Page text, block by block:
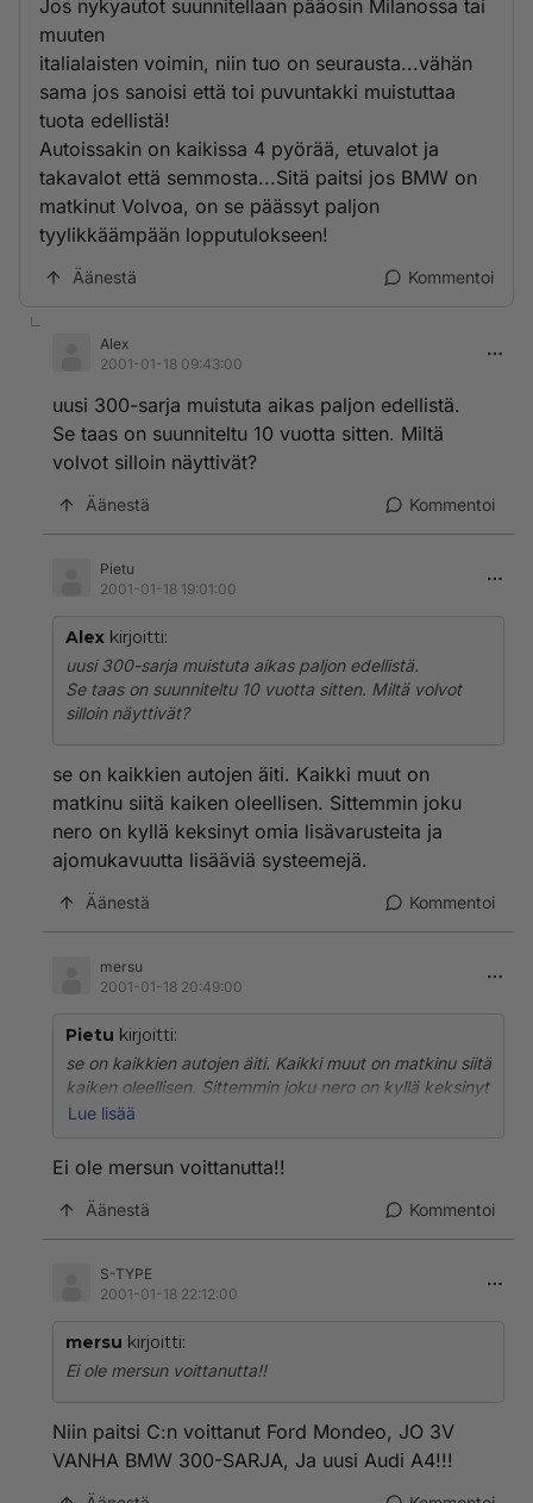
Jos nykyautot suunnitellaan pääosin Milanossa tai
muuten
italialaisten voimin, niin tuo on seurausta...vähän
sama jos sanoisi että toi puvuntakki muistuttaa
tuota edellistä!
Autoissakin on kaikissa 4 pyörää, etuvalot ja
takavalot että semmosta...Sitä paitsi jos BMW on
matkinut Volvoa, on se päässyt paljon
tyylikkäämpään lopputulokseen!
Äänestä Kommentoi
Alex
2001-01-18 09:43:00
uusi 300-sarja muistuta aikas paljon edellistä.
Se taas on suunniteltu 10 vuotta sitten. Miltä
volvot silloin näyttivät?
Äänestä Kommentoi
Pietu
2001-01-18 19:01:00
Alex kirjoitti:
uusi 300-sarja muistuta aikas paljon edellistä.
Se taas on suunniteltu 10 vuotta sitten. Miltä volvot
silloin näyttivät?
se on kaikkien autojen äiti. Kaikki muut on
matkinu siitä kaiken oleellisen. Sittemmin joku
nero on kyllä keksinyt omia lisävarusteita ja
ajomukavuutta lisääviä systeemejä.
Äänestä Kommentoi
mersu
2001-01-18 20:49:00
Pietu kirjoitti:
se on kaikkien autojen äiti. Kaikki muut on matkinu siitä
kaiken oleellisen. Sittemmin joku nero on kyllä keksinyt
omia lisävarusteita ja ajomukavuutta lisääviä
Lue lisää
Ei ole mersun voittanutta!!
Äänestä Kommentoi
S-TYPE
2001-01-18 22:12:00
mersu kirjoitti:
Ei ole mersun voittanutta!!
Niin paitsi C:n voittanut Ford Mondeo, JO 3V
VANHA BMW 300-SARJA, Ja uusi Audi A4!!!